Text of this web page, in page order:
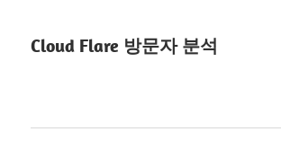
Cloud Flare 방문자 분석